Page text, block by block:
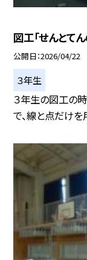
図工「せんとてん
公開日 2026/04/22
３年生
３年生の図工の
で、線と点だけ